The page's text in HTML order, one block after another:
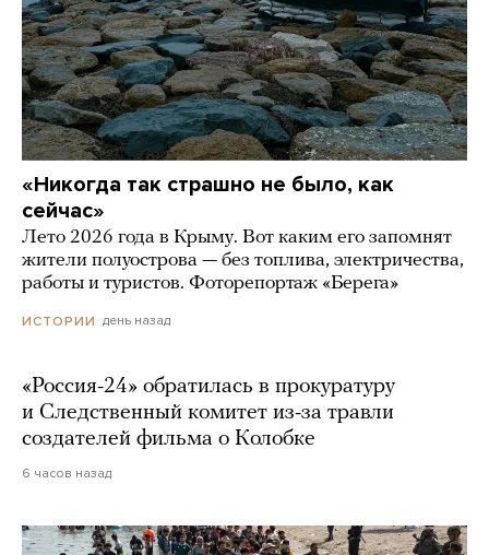
«Никогда так страшно не было, как
сейчас»
Лето 2026 года в Крыму. Вот каким его запомнят
жители полуострова — без топлива, электричества,
работы и туристов. Фоторепортаж «Берега»
ИСТОРИИ день назад
«Россия-24» обратилась в прокуратуру
и Следственный комитет из-за травли
создателей фильма о Колобке
6 часов назад